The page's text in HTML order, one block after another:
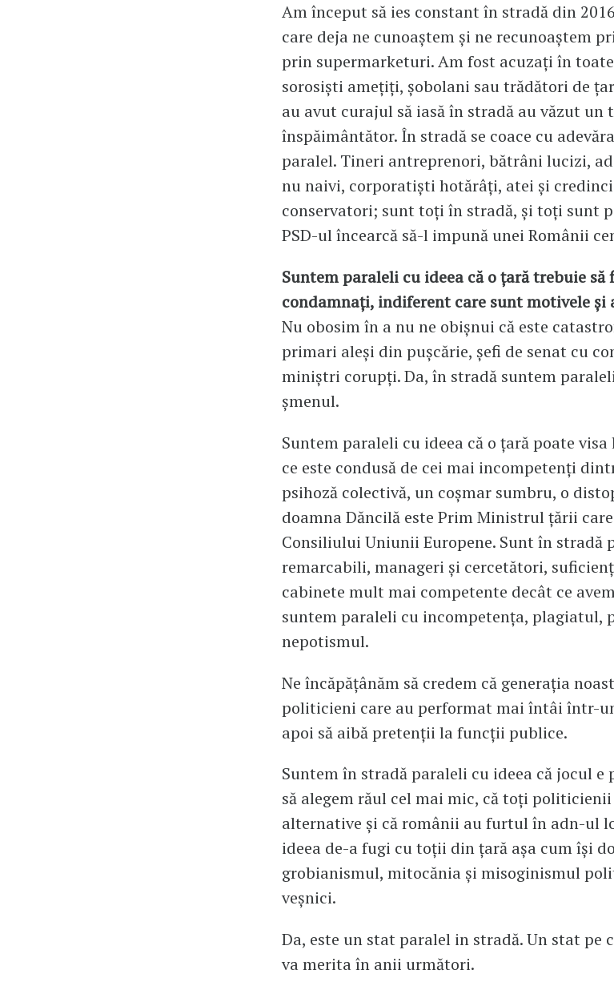
Am început să ies constant în stradă din
care deja ne cunoaștem și ne recunoaștem
prin supermarketuri. Am fost acuzați în
sorosiști amețiți, șobolani sau trădători de
au avut curajul să iasă în stradă au văzut
înspăimântător. În stradă se coace cu
paralel. Tineri antreprenori, bătrâni lucizi,
nu naivi, corporatiști hotărâți, atei și
conservatori; sunt toți în stradă, și toți sunt
PSD-ul încearcă să-l impună unei Românii
Suntem paraleli cu ideea că o țară trebuie să
condamnați, indiferent care sunt motivele
Nu obosim în a nu ne obișnui că este
primari aleși din pușcărie, șefi de senat cu
miniștri corupți. Da, în stradă suntem
șmenul.
Suntem paraleli cu ideea că o țară poate
ce este condusă de cei mai incompetenți
psihoză colectivă, un coșmar sumbru, o
doamna Dăncilă este Prim Ministrul țării
Consiliului Uniunii Europene. Sunt în stradă
remarcabili, manageri și cercetători,
cabinete mult mai competente decât ce
suntem paraleli cu incompetența, plagiatul,
nepotismul.
Ne încăpățânăm să credem că generația
politicieni care au performat mai întâi într-
apoi să aibă pretenții la funcții publice.
Suntem în stradă paraleli cu ideea că jocul
să alegem răul cel mai mic, că toți
alternative și că românii au furtul în adn-ul
ideea de-a fugi cu toții din țară așa cum își
grobianismul, mitocănia și misoginismul
veșnici.
Da, este un stat paralel in stradă. Un stat pe
va merita în anii următori.